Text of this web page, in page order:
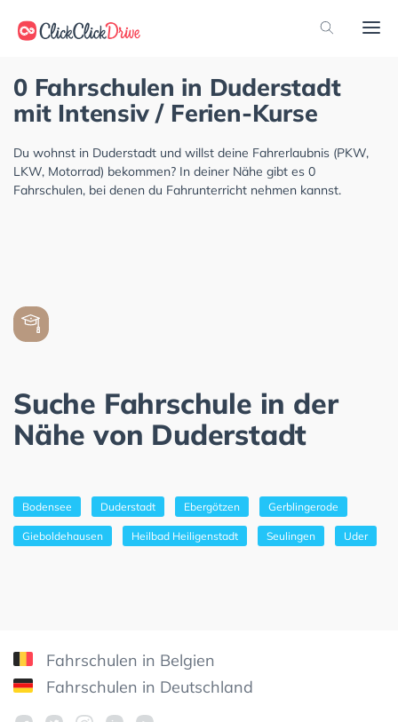
0 Fahrschulen in Duderstadt
mit Intensiv / Ferien-Kurse
Du wohnst in Duderstadt und willst deine Fahrerlaubnis (PKW,
LKW, Motorrad) bekommen? In deiner Nähe gibt es 0
Fahrschulen, bei denen du Fahrunterricht nehmen kannst.
Suche Fahrschule in der
Nähe von Duderstadt
Bodensee Duderstadt Ebergötzen Gerblingerode
Gieboldehausen Heilbad Heiligenstadt Seulingen Uder
Fahrschulen in Belgien
Fahrschulen in Deutschland